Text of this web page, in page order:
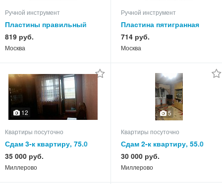
Ручной инструмент
Пластины правильный
треугольник TNUM 220402
т15к6 (4шт.)
819 руб.
Москва
Ручной инструмент
Пластина пятигранная
PNEA 110408 мат.
обработки- сталь, нерж.
714 руб.
Москва
12
Квартиры посуточно
Сдам 3-к квартиру, 75.0
кв.м, этаж 2 из 2
35 000 руб.
Миллерово
5
Квартиры посуточно
Сдам 2-к квартиру, 55.0
кв.м, этаж 4 из 5
30 000 руб.
Миллерово